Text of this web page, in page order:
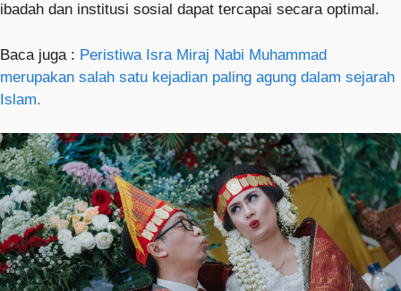
ibadah dan institusi sosial dapat tercapai secara optimal.
Baca juga : Peristiwa Isra Miraj Nabi Muhammad
merupakan salah satu kejadian paling agung dalam sejarah
Islam.